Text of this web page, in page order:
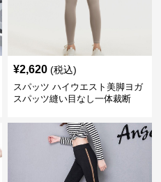
¥2,620 (税込)
スパッツ ハイウエスト美脚ヨガ
スパッツ縫い目なし一体裁断